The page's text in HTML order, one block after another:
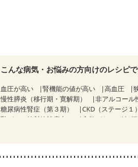
こんな病気・お悩みの方向けのレシピ
血圧が高い 腎機能の値が高い 高血圧
慢性膵炎（移行期・寛解期）
非アルコール
糖尿病性腎症（第３期）
CKD（ステージ１）
乳がん（放射線治療中）
食欲がない 妊
妊婦